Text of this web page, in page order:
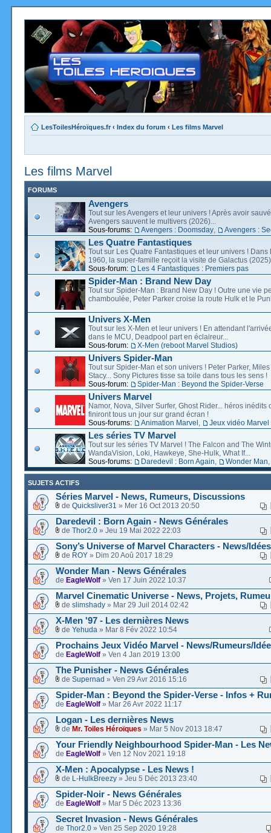
LesToilesHéroïques.fr ‹ Index du forum ‹ Les films Marvel
Les films Marvel
FORUMS
Avengers
Tout sur les Avengers et leur univers ! Après avoir
Avengers sauvent le multivers (2026)...
Sous-forums:
Avengers : Doomsday, Avengers :
Les Quatre Fantastiques
Tout sur Les Quatre Fantastiques et leur univers ! Dans
1960, la super-famille reçoit la visite de Galactus
Sous-forum:
Les 4 Fantastiques : Premiers pas
Spider-Man : Brand New Day
Tout sur Spider-Man : Brand New Day ! Outre une vie
chamboulée, Peter Parker croise la route Hulk et le
Univers X-Men
Tout sur les X-Men et leur univers ! En attendant
dans le MCU, Deadpool part en éclaireur...
Sous-forum:
X-Men (reboot Marvel Studios)
Univers Spider-Man
Tout sur Spider-Man et son univers ! Peter Parker,
Stacy... Sony Pictures tisse sa toile dans tous les sens !
Sous-forum:
Spider-Man : Beyond the Spider-Verse
Univers Marvel
Namor, Nova, Silver Surfer, Ghost Rider... héros inédits
finiront tous un jour sur grand écran !
Sous-forums:
Animation Marvel , Jeux vidéo Marvel
Les séries TV Marvel
Tout sur les séries TV Marvel ! The Falcon and The
WandaVision, Loki, Hawkeye, She-Hulk, What If...
Sous-forums:
Daredevil : Born Again, Wonder Man,
SUJETS ACTIFS
Séries Marvel - News, Rumeurs, Discussions
de Quicksliver31 » Mer 16 Oct 2013 20:50
Daredevil : Born Again - News Générales
de Thor2.0 » Jeu 19 Mai 2022 22:03
Sony’s Universe of Marvel Characters - News/
de ROY » Dim 20 Aoû 2017 18:29
Wonder Man - News Générales
de EagleWolf » Ven 17 Juin 2022 10:37
Marvel Cinematic Universe - News, Projets,
de slimshady » Mar 29 Juil 2014 02:42
X-Men '97 - Les dernières News
de Yehuda » Mar 8 Fév 2022 10:54
Prochains Jeux Vidéo Marvel - News/Rumeurs/
de EagleWolf » Ven 4 Jan 2019 13:00
The Punisher - News Générales
de Supernad » Ven 29 Avr 2016 15:16
Spider-Man : Beyond the Spider-Verse - Infos +
de EagleWolf » Mar 26 Avr 2022 11:17
Logan - Les dernières News
de Mr. Toiles Héroïques » Mar 5 Nov 2013 18:47
Your Friendly Neighbourhood Spider-Man - Les
de EagleWolf » Ven 12 Nov 2021 19:18
X-Men : Apocalypse - Les News !
de L-HulkBreezy » Jeu 5 Déc 2013 23:40
Spider-Noir - News Générales
de EagleWolf » Mar 5 Déc 2023 13:36
Secret Invasion - News Générales
de Thor2.0 » Ven 25 Sep 2020 19:28